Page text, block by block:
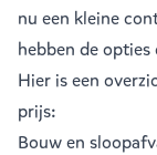
nu een kleine
hebben de opties
Hier is een
prijs:
Bouw en